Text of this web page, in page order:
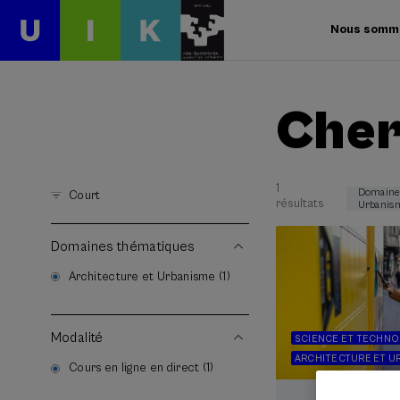
Nous
Court
Domaines thématiques
Architecture et Urbanisme (1)
Modalité
Cours en ligne en direct (1)
1
résultats
SCIENCE ET
ARCHITECTURE ET